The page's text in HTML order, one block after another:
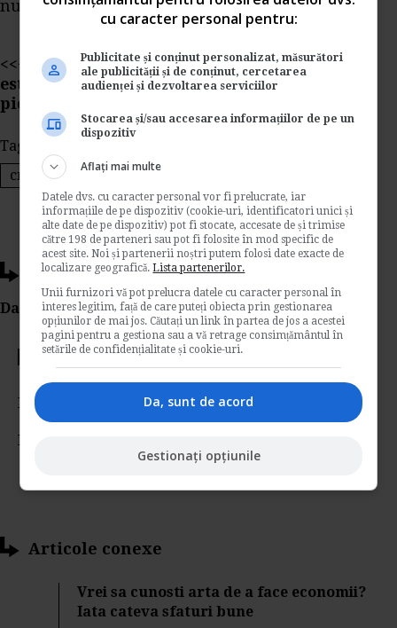
nu ati avea succes?
<<<Ghidul"Ferma pentru cresterea melcilor"
este disponibil aici si va ajuta sa puneti pe
picioare o afacere super-profitabila!
Tags:
cresterea melcilor
afaceri cu melci
Ti-a placut acest articol?
Da Like, Printeaza sau trimite pe Email!
Votati articolul
Rating:
Nota:
Articole conexe
Vrei sa cunosti arta de a face economii?
Iata cateva sfaturi bune
cu caracter personal pentru:
Publicitate și conținut personalizat, măsurători
ale publicității și de conținut, cercetarea
audienței și dezvoltarea serviciilor
Stocarea și/sau accesarea informațiilor de pe un
dispozitiv
Aflați mai multe
Datele dvs. cu caracter personal vor fi prelucrate, iar
informațiile de pe dispozitiv (cookie-uri, identificatori unici și
alte date de pe dispozitiv) pot fi stocate, accesate de și trimise
către 198 de parteneri sau pot fi folosite în mod specific de
acest site. Noi și partenerii noștri putem folosi date exacte de
localizare geografică.Lista partenerilor.
Unii furnizori vă pot prelucra datele cu caracter personal în
interes legitim, față de care puteți obiecta prin gestionarea
opțiunilor de mai jos. Căutați un link în partea de jos a acestei
pagini pentru a gestiona sau a vă retrage consimțământul în
setările de confidențialitate și cookie-uri.
Da, sunt de acord
Gestionați opțiunile